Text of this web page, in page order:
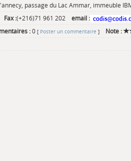
passage du Lac Ammar, immeuble
Fax :(+216)71 961 202 email :
:0[ Poster un commentaire ] Note :